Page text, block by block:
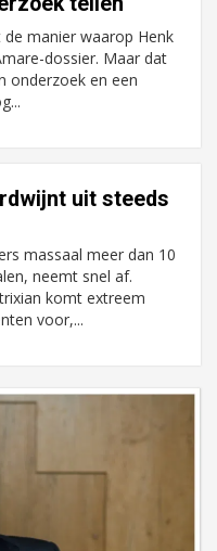
manier waarop Henk
dossier. Maar dat
onderzoek en een
uit steeds
massaal meer dan 10
neemt snel af.
komt extreem
voor,...